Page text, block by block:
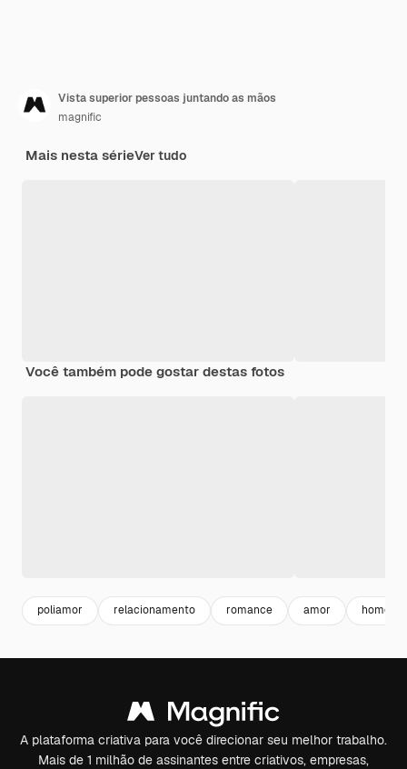
Vista superior pessoas juntando as mãos
magnific
Mais nesta sérieVer tudo
Você também pode gostar destas fotos
poliamor relacionamento romance amor homem
A plataforma criativa para você direcionar seu melhor trabalho.
Mais de 1 milhão de assinantes entre criativos, empresas,